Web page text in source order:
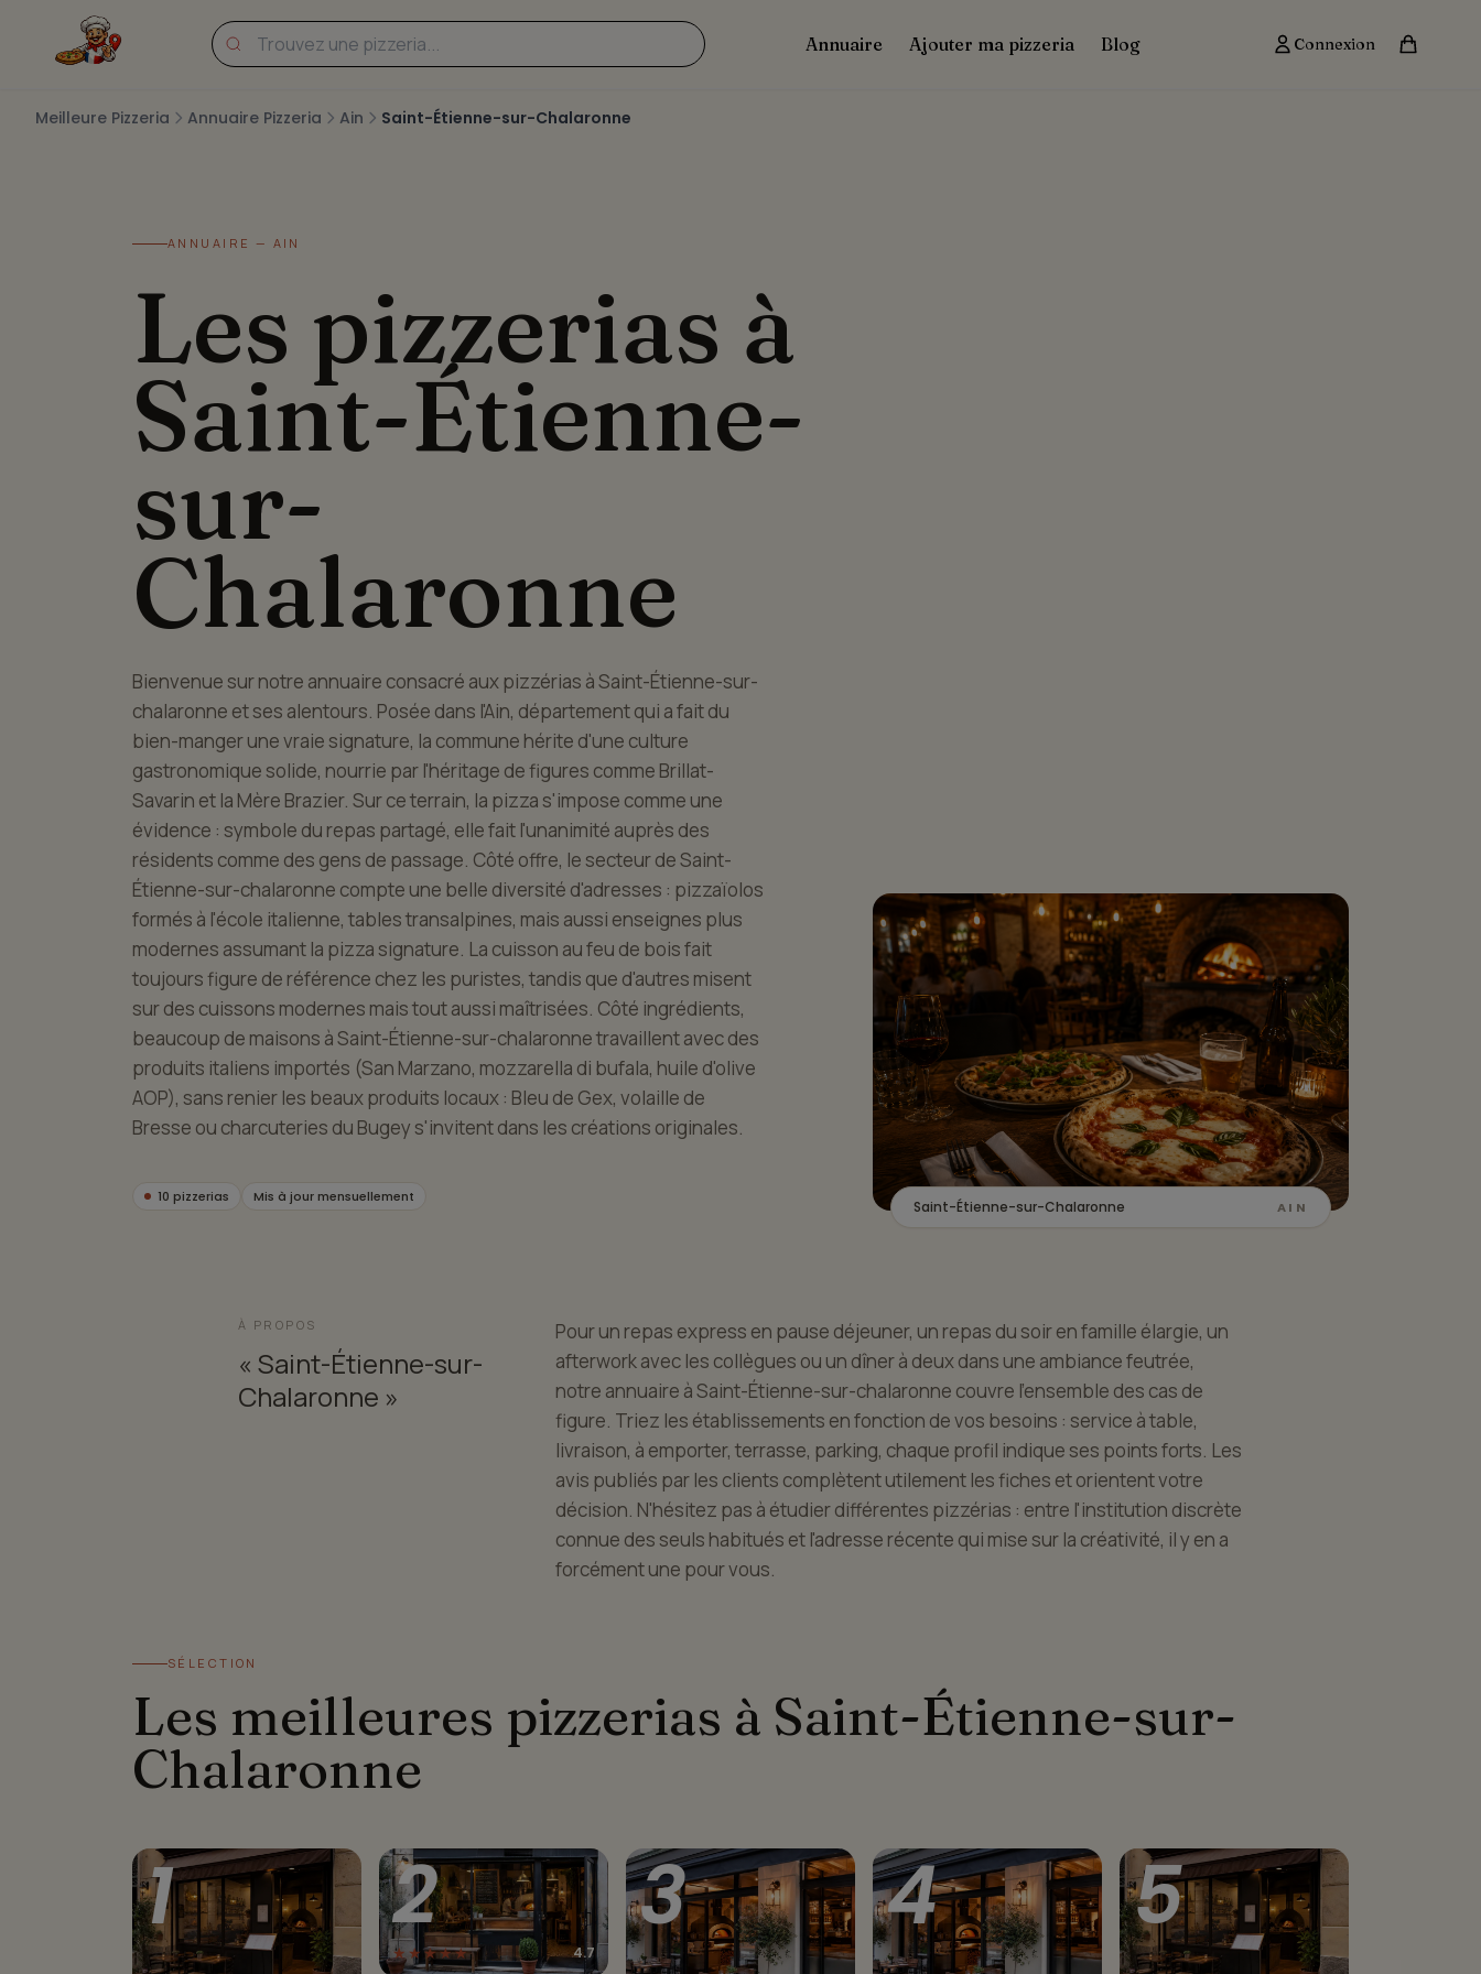
Annuaire Ajouter ma pizzeria Blog Connexion
Meilleure Pizzeria Annuaire Pizzeria Ain Saint-Étienne-sur-Chalaronne
ANNUAIRE — AIN
Les pizzerias à
Saint-Étienne-
sur-
Chalaronne
Bienvenue sur notre annuaire consacré aux pizzérias à Saint-Étienne-sur-
chalaronne et ses alentours. Posée dans l'Ain, département qui a fait du
bien-manger une vraie signature, la commune hérite d'une culture
gastronomique solide, nourrie par l'héritage de figures comme Brillat-
Savarin et la Mère Brazier. Sur ce terrain, la pizza s'impose comme une
évidence : symbole du repas partagé, elle fait l'unanimité auprès des
résidents comme des gens de passage. Côté offre, le secteur de Saint-
Étienne-sur-chalaronne compte une belle diversité d'adresses : pizzaïolos
formés à l'école italienne, tables transalpines, mais aussi enseignes plus
modernes assumant la pizza signature. La cuisson au feu de bois fait
toujours figure de référence chez les puristes, tandis que d'autres misent
sur des cuissons modernes mais tout aussi maîtrisées. Côté ingrédients,
beaucoup de maisons à Saint-Étienne-sur-chalaronne travaillent avec des
produits italiens importés (San Marzano, mozzarella di bufala, huile d'olive
AOP), sans renier les beaux produits locaux : Bleu de Gex, volaille de
Bresse ou charcuteries du Bugey s'invitent dans les créations originales.
10 pizzerias Mis à jour mensuellement
Saint-Étienne-sur-Chalaronne AIN
À PROPOS
« Saint-Étienne-sur-
Chalaronne »
Pour un repas express en pause déjeuner, un repas du soir en famille élargie, un
afterwork avec les collègues ou un dîner à deux dans une ambiance feutrée,
notre annuaire à Saint-Étienne-sur-chalaronne couvre l'ensemble des cas de
figure. Triez les établissements en fonction de vos besoins : service à table,
livraison, à emporter, terrasse, parking, chaque profil indique ses points forts. Les
avis publiés par les clients complètent utilement les fiches et orientent votre
décision. N'hésitez pas à étudier différentes pizzérias : entre l'institution discrète
connue des seuls habitués et l'adresse récente qui mise sur la créativité, il y en a
forcément une pour vous.
SÉLECTION
Les meilleures pizzerias à Saint-Étienne-sur-
Chalaronne
1 2
★★★★★ 4.7
3 4 5